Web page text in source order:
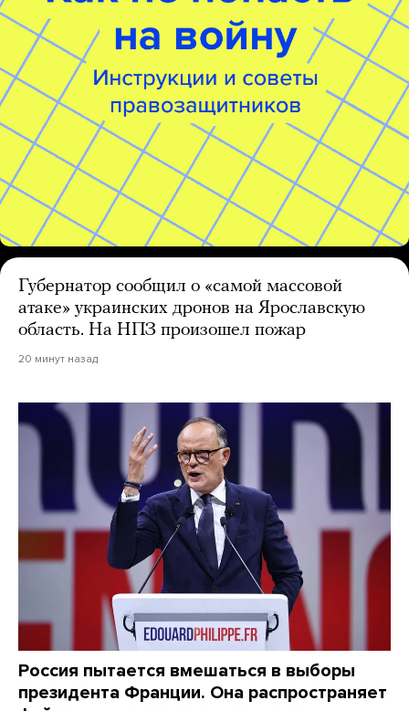
Губернатор сообщил о «самой массовой
атаке» украинских дронов на Ярославскую
область. На НПЗ произошел пожар
20 минут назад
Россия пытается вмешаться в выборы
президента Франции. Она распространяет